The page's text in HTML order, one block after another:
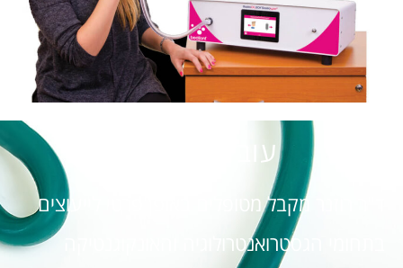
עובד בהסדר:
ד"ר רוזנר מקבל מטופלים באופן פרטי לייעוצים
בתחומי הגסטרואנטרולוגיה והאונקוגנטיקה